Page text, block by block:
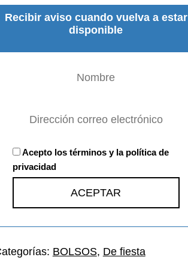
Recibir aviso cuando vuelva a estar
disponible
Acepto los términos y la política de
privacidad
BOLSOS, De fiesta